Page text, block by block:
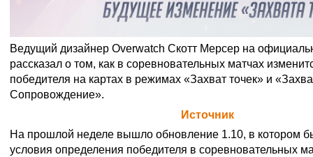
Ведущий дизайнер Overwatch Скотт Мерсер на
рассказал о том, как в соревновательных матчах
победителя на картах в режимах «Захват точек» и
Сопровождение».
Источник
На прошлой неделе вышло обновление 1.10, в котором
условия определения победителя в соревновательных